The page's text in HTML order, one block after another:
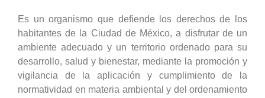
Es un organismo que defiende los derechos de los
habitantes de la Ciudad de México, a disfrutar de un
ambiente adecuado y un territorio ordenado para su
desarrollo, salud y bienestar, mediante la promoción y
vigilancia de la aplicación y cumplimiento de la
normatividad en materia ambiental y del ordenamiento